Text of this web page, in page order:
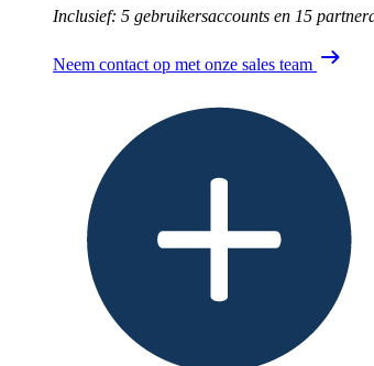
Inclusief: 5 gebruikersaccounts en 15
Neem contact op met onze sales team